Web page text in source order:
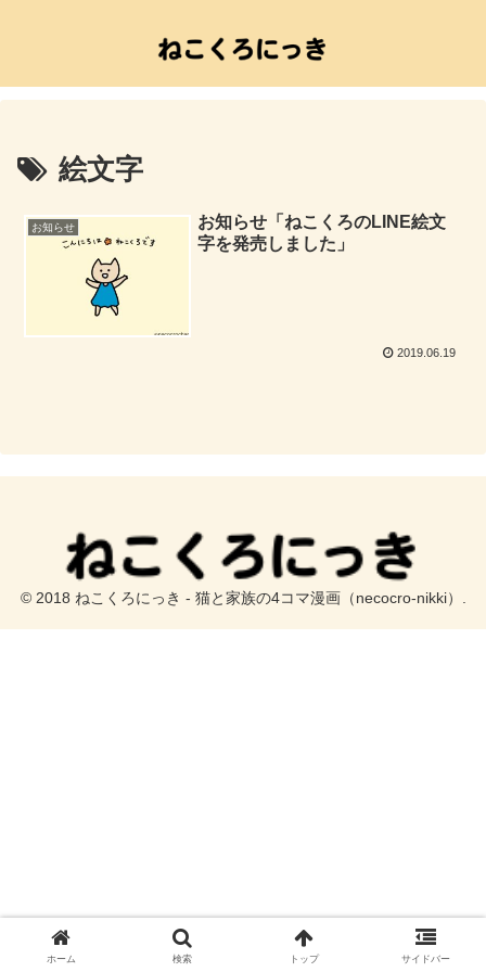
絵文字
お知らせ
お知らせ「ねこくろのLINE絵文
字を発売しました」
2019.06.19
© 2018 ねこくろにっき - 猫と家族の4コマ漫画（necocro-nikki）.
ホーム 検索 トップ サイドバー